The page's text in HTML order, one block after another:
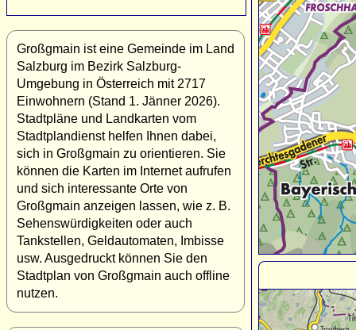
Großgmain ist eine Gemeinde im Land
Salzburg im Bezirk Salzburg-
Umgebung in Österreich mit 2717
Einwohnern (Stand 1. Jänner 2026).
Stadtpläne und Landkarten vom
Stadtplandienst helfen Ihnen dabei,
sich in Großgmain zu orientieren. Sie
können die Karten im Internet aufrufen
und sich interessante Orte von
Großgmain anzeigen lassen, wie z. B.
Sehenswürdigkeiten oder auch
Tankstellen, Geldautomaten, Imbisse
usw. Ausgedruckt können Sie den
Stadtplan von Großgmain auch offline
nutzen.